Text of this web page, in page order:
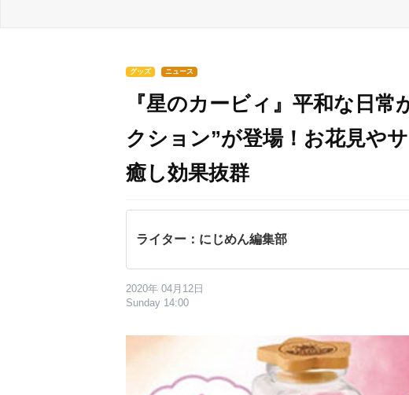
グッズ ニュース
『星のカービィ』平和な日
クション”が登場！お花見や
癒し効果抜群
ライター：にじめん編集部
2020年 04月12日
Sunday 14:00